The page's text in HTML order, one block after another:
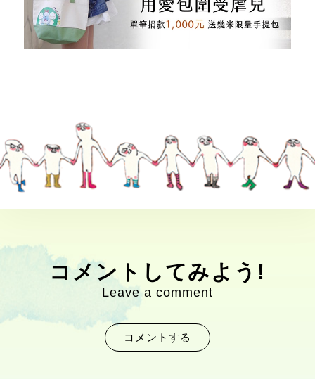
コメントしてみよう!
Leave a comment
コメントする